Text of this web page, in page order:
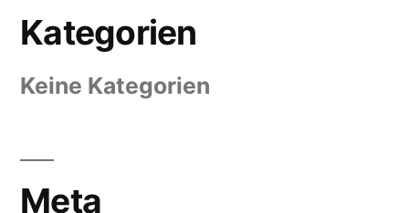
Kategorien
Keine Kategorien
Meta